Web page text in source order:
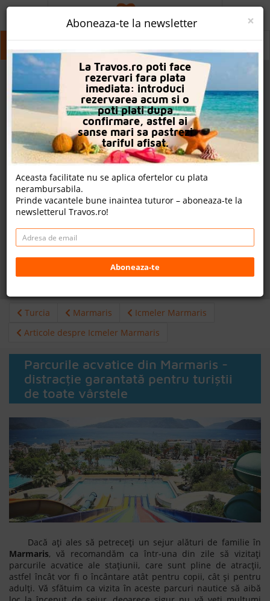
Icmeler Marmaris Icmeler Marmaris Icmeler Marmaris
Turcia Marmaris
Icmeler Marmaris
Articole despre Icmeler Marmaris
Parcurile acvatice din Marmaris -
distracție garantată pentru turiștii
de toate vârstele
Dacă ați ales să petreceți un sejur alături de familie în
Marmaris, vă recomandăm ca într-una din zile să vizitați
parcurile acvatice ale stațiunii, care sunt pline de atracții,
astfel încât vor fi o încântare atât pentru copii, cât și pentru
adulți. Vă sfătuim ca vizita în aceste parcuri nautice să aibă
PROMO
CAUTA REZERVARE
OFERTA PERSONALIZATA
DESPRE NOI
LOGIN
CAZARE
CHARTER AVION
CAZARE + AUTOCAR
CONTACT
LEI EURO
×
Aboneaza-te la newsletter
La Travos.ro poti face
rezervari fara plata
imediata: introduci
rezervarea acum si o
poti plati dupa
confirmare, astfel ai
sanse mari sa pastrezi
tariful afisat.
Aceasta facilitate nu se aplica ofertelor cu plata
nerambursabila.
Prinde vacantele bune inaintea tuturor – aboneaza-te la
newsletterul Travos.ro!
Aboneaza-te